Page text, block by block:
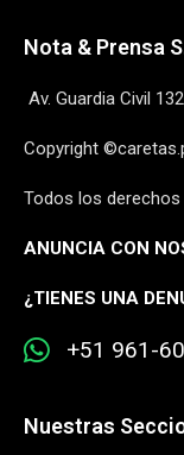
Nota & Prensa
Av. Guardia Civil
Copyright
Todos los
ANUNCIA CON
¿TIENES UNA
+51 961-
Nuestras